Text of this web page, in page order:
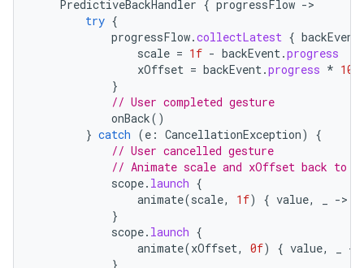
PredictiveBackHandler { progressFlow ->
try {
progressFlow.collectLatest { backEvent
scale = 1f - backEvent.progress
xOffset = backEvent.progress *
}
// User completed gesture
onBack()
} catch (e : CancellationException)
{
// User cancelled gesture
// Animate scale and xOffset back to
scope. launch {
animate(scale, 1f) { value, ->
}
scope. launch {
animate(xOffset, 0f) { value,
->
}